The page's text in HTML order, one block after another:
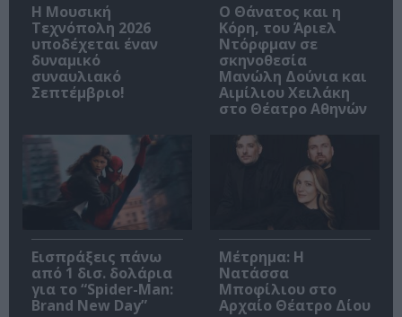
Η Μουσική
Τεχνόπολη 2026
υποδέχεται έναν
δυναμικό
συναυλιακό
Σεπτέμβριο!
Ο Θάνατος και η
Κόρη, του Άριελ
Ντόρφμαν σε
σκηνοθεσία
Μανώλη Δούνια και
Αιμίλιου Χειλάκη
στο Θέατρο Αθηνών
Εισπράξεις πάνω
από 1 δισ. δολάρια
για το “Spider-Man:
Brand New Day”
Μέτρημα: Η
Νατάσσα
Μποφίλιου στο
Αρχαίο Θέατρο Δίου